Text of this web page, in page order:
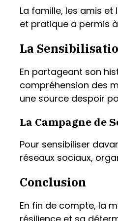
La famille, les amis
et pratique a permis
La
En partageant son
compréhension des
une source despoir
La Campagne de
Pour sensibiliser
réseaux sociaux,
Conclusion
En fin de compte, la